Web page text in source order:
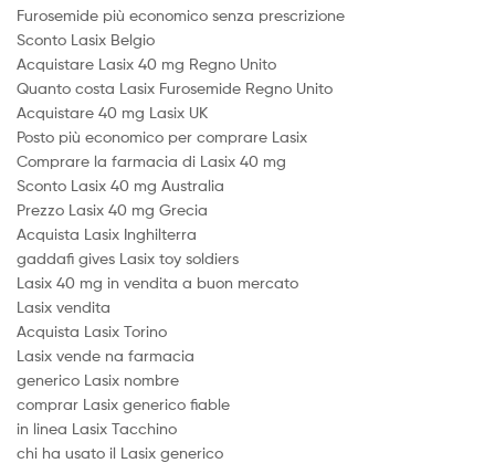
Furosemide più economico senza prescrizione
Sconto Lasix Belgio
Acquistare Lasix 40 mg Regno Unito
Quanto costa Lasix Furosemide Regno Unito
Acquistare 40 mg Lasix UK
Posto più economico per comprare Lasix
Comprare la farmacia di Lasix 40 mg
Sconto Lasix 40 mg Australia
Prezzo Lasix 40 mg Grecia
Acquista Lasix Inghilterra
gaddafi gives Lasix toy soldiers
Lasix 40 mg in vendita a buon mercato
Lasix vendita
Acquista Lasix Torino
Lasix vende na farmacia
generico Lasix nombre
comprar Lasix generico fiable
in linea Lasix Tacchino
chi ha usato il Lasix generico